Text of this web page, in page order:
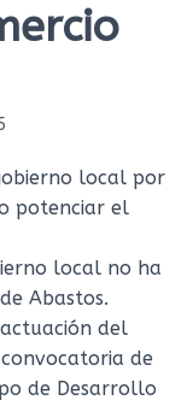
local no ha
Abastos.
del
de
de Desarrollo